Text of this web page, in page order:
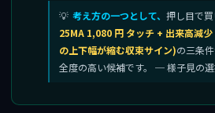
考え方の一つとして、 押し目で買
25MA 1,080 円 タッチ + 出来高減
の上下幅が縮む収束サイン)の三条
全度の高い候補です。 ─ 様子見の選